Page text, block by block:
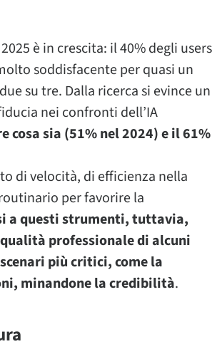
è in crescita: il 40% degli users
soddisfacente per quasi un
su tre. Dalla ricerca si evince un
nei confronti dell’IA
cosa sia (51% nel 2024) e il 61%
di velocità, di efficienza nella
per favorire la
a questi strumenti, tuttavia,
professionale di alcuni
più critici, come la
minandone la credibilità.